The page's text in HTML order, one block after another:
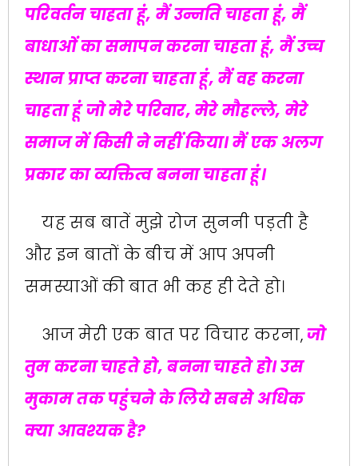
परिवर्तन चाहता हूं, मैं उन्नति चाहता हूं, मैं
बाधाओं का समापन करना चाहता हूं, मैं उच्च
स्थान प्राप्त करना चाहता हूं, मैं वह करना
चाहता हूं जो मेरे परिवार, मेरे मौहल्ले, मेरे
समाज में किसी ने नहीं किया। मैं एक अलग
प्रकार का व्यक्तित्व बनना चाहता हूं।
यह सब बातें मुझे रोज सुननी पड़ती है
और इन बातों के बीच में आप अपनी
समस्याओं की बात भी कह ही देते हो।
आज मेरी एक बात पर विचार करना,जो
तुम करना चाहते हो, बनना चाहते हो। उस
मुकाम तक पहुंचने के लिये सबसे अधिक
क्या आवश्यक है?